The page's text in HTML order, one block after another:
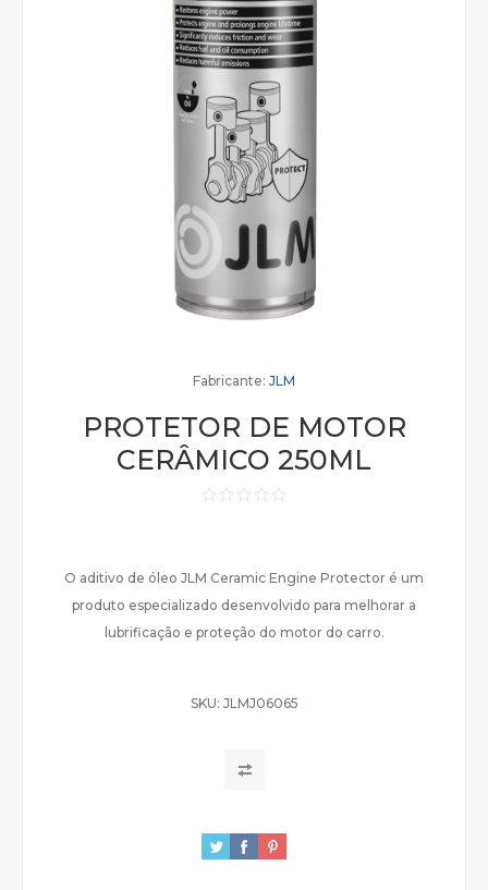
Fabricante: JLM
PROTETOR DE MOTOR
CERÂMICO 250ML
O aditivo de óleo JLM Ceramic Engine Protector é um
produto especializado desenvolvido para melhorar a
lubrificação e proteção do motor do carro.
SKU: JLMJ06065